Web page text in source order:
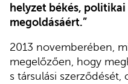
helyzet békés,
megoldásáért.”
2013 novemberében,
megelőzően, hogy
s társulási szerződését,